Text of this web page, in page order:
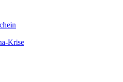
Krise